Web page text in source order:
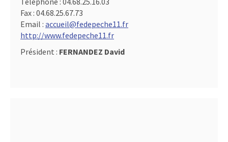
Fax : 04.68.25.67.73
Email : accueil@fedepeche11.fr
http://www.fedepeche11.fr
Président : FERNANDEZ David